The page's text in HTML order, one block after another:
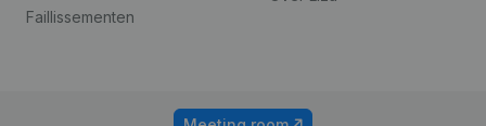
Faillissementen